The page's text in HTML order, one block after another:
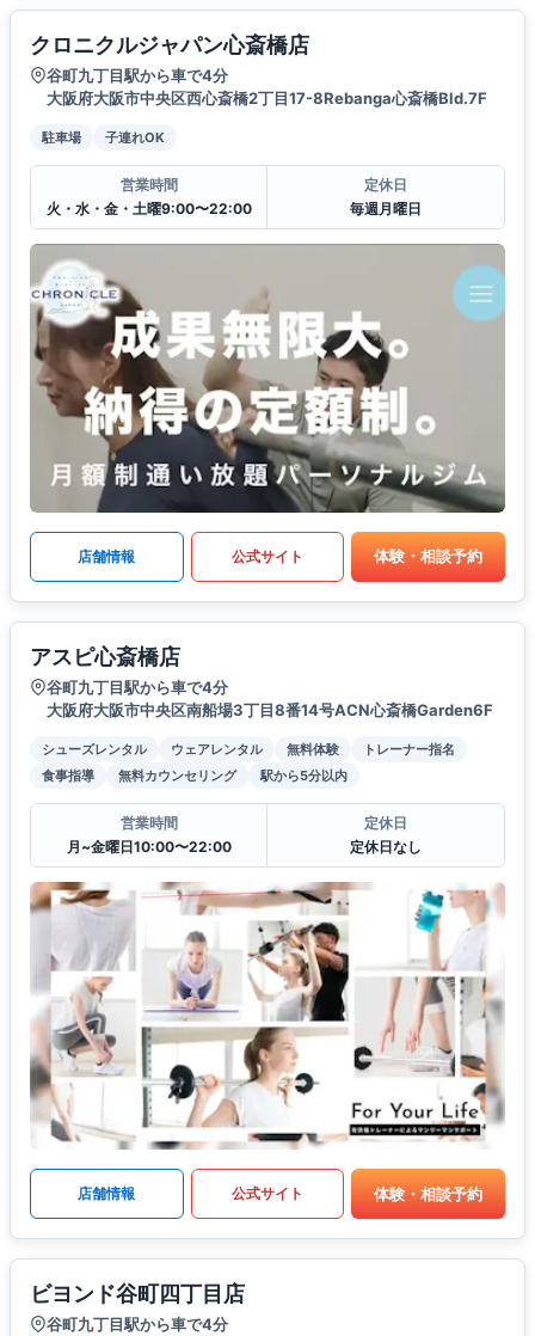
クロニクルジャパン心斎橋店
谷町九丁目駅から車で4分
大阪府大阪市中央区西心斎橋2丁目17-8Rebanga心斎橋Bld.7F
駐車場 子連れOK
営業時間
火・水・金・土曜9:00〜22:00
定休日
毎週月曜日
店舗情報 公式サイト 体験・相談予約
アスピ心斎橋店
谷町九丁目駅から車で4分
大阪府大阪市中央区南船場3丁目8番14号ACN心斎橋Garden6F
シューズレンタル ウェアレンタル 無料体験
トレーナー指名
食事指導
無料カウンセリング 駅から5分以内
営業時間
月~金曜日10:00〜22:00
定休日
定休日なし
店舗情報 公式サイト 体験・相談予約
ビヨンド谷町四丁目店
谷町九丁目駅から車で4分